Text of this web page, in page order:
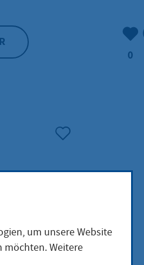
0
um unsere Website
möchten. Weitere